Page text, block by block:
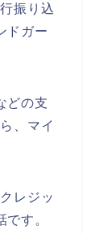
振り込
ドガー
どの支
、マイ
レジッ
す。